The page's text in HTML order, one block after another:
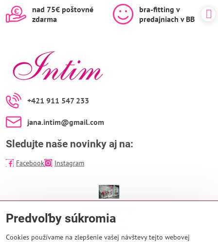
nad 75€ poštovné
zdarma
bra-fitting v
predajniach v BB
+421 911 547 233
jana​.intim​@gmail​.com
Sledujte naše novinky aj na:
Facebook Instagram
EUROPA SC
974 01 Banská Bystrica
Predvoľby súkromia
Cookies používame na zlepšenie vašej návštevy tejto webovej